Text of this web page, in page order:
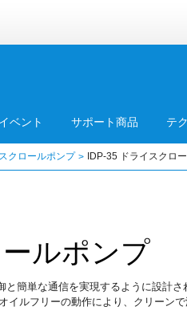
ベント サポート商品 テ
クロールポンプ IDP-35 ドライスクロ
ルポンプ
簡単な通信を実現するように設計
イルフリーの動作により、クリーン